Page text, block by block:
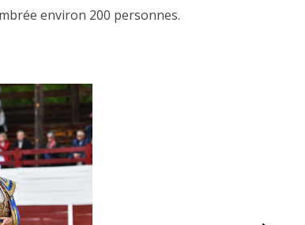
environ 200 personnes.